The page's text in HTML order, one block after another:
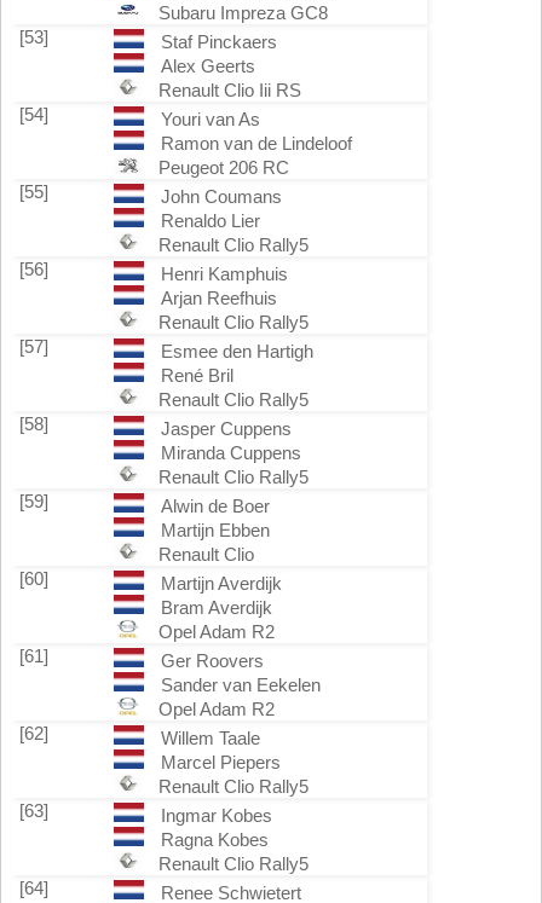
Subaru Impreza GC8
[53]
Staf Pinckaers
Alex Geerts
Renault Clio Iii RS
[54]
Youri van As
Ramon van de Lindeloof
Peugeot 206 RC
[55]
John Coumans
Renaldo Lier
Renault Clio Rally5
[56]
Henri Kamphuis
Arjan Reefhuis
Renault Clio Rally5
[57]
Esmee den Hartigh
René Bril
Renault Clio Rally5
[58]
Jasper Cuppens
Miranda Cuppens
Renault Clio Rally5
[59]
Alwin de Boer
Martijn Ebben
Renault Clio
[60]
Martijn Averdijk
Bram Averdijk
Opel Adam R2
[61]
Ger Roovers
Sander van Eekelen
Opel Adam R2
[62]
Willem Taale
Marcel Piepers
Renault Clio Rally5
[63]
Ingmar Kobes
Ragna Kobes
Renault Clio Rally5
[64]
Renee Schwietert